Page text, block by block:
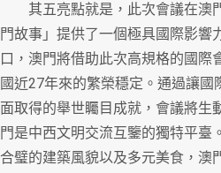
其五亮點就是，此次會議在澳
門故事」提供了一個極具國際影響
口，澳門將借助此次高規格的國際
國近27年來的繁榮穩定。通過讓
面取得的舉世矚目成就，會議將生
門是中西文明交流互鑒的獨特平臺
合璧的建築風貌以及多元美食，澳